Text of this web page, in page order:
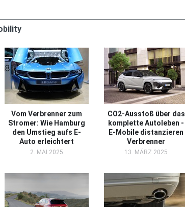
Vom Verbrenner zum
Stromer: Wie Hamburg
den Umstieg aufs E-
Auto erleichtert
2. MAI 2025
CO2-Ausstoß über das
komplette Autoleben -
E-Mobile distanzieren
Verbrenner
13. MÄRZ 2025